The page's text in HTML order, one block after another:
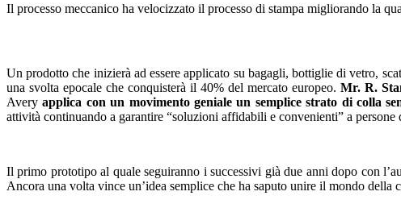
Il processo meccanico ha velocizzato il processo di stampa migliorando la
Un prodotto che inizierà ad essere applicato su bagagli, bottiglie di vetro,
una svolta epocale che conquisterà il 40% del mercato europeo. Mr. R.
Averyapplica con un movimento geniale un semplice strato di colla
attività continuando a garantire “soluzioni affidabili e convenienti” a
Il primo prototipo al quale seguiranno i successivi già due anni dopo con
Ancora una volta vince un’idea semplice che ha saputo unire il mondo della